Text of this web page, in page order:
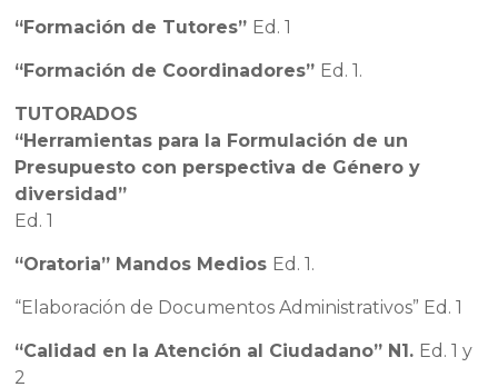
“Formación de Tutores” Ed. 1
“Formación de Coordinadores” Ed. 1.
TUTORADOS
“Herramientas para la Formulación de un
Presupuesto con perspectiva de Género y
diversidad”
Ed. 1
“Oratoria” Mandos Medios Ed. 1.
“Elaboración de Documentos Administrativos” Ed. 1
“Calidad en la Atención al Ciudadano” N1. Ed. 1 y
2